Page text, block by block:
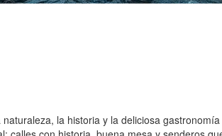
la historia y la deliciosa gastronomía